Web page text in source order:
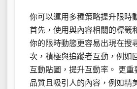
你可以運用多種策略提升限時
首先，使用與內容相關的標籤
你的限時動態更容易出現在搜
次，積極與追蹤者互動，例如
互動貼圖，提升互動率。 更重
品質且吸引人的內容，例如精